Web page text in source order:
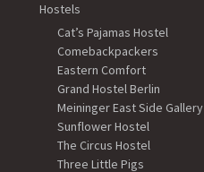
Hostels
Cat’s Pajamas Hostel
Comebackpackers
Eastern Comfort
Grand Hostel Berlin
Meininger East Side Gallery
Sunflower Hostel
The Circus Hostel
Three Little Pigs